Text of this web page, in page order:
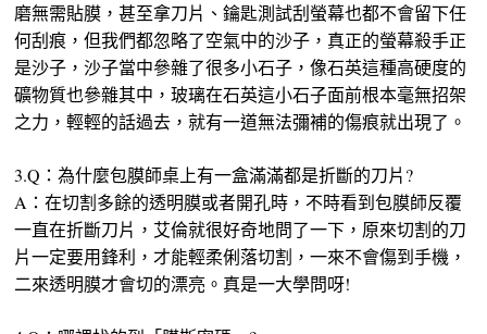
磨無需貼膜，甚至拿刀片、鑰匙測試刮螢幕也都不會留下任
何刮痕，但我們都忽略了空氣中的沙子，真正的螢幕殺手正
是沙子，沙子當中參雜了很多小石子，像石英這種高硬度的
礦物質也參雜其中，玻璃在石英這小石子面前根本毫無招架
之力，輕輕的話過去，就有一道無法彌補的傷痕就出現了。
3.Q：為什麼包膜師桌上有一盒滿滿都是折斷的刀片?
A：在切割多餘的透明膜或者開孔時，不時看到包膜師反覆
一直在折斷刀片，艾倫就很好奇地問了一下，原來切割的刀
片一定要用鋒利，才能輕柔俐落切割，一來不會傷到手機，
二來透明膜才會切的漂亮。真是一大學問呀!